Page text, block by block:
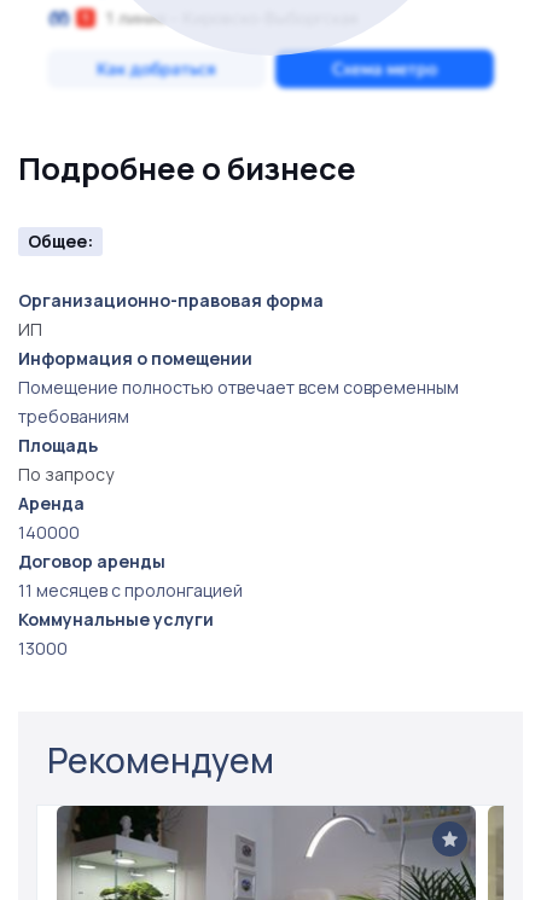
Подробнее о бизнесе
Общее:
Организационно-правовая форма
ИП
Информация о помещении
Помещение полностью отвечает всем современным
требованиям
Площадь
По запросу
Аренда
140000
Договор аренды
11 месяцев с пролонгацией
Коммунальные услуги
13000
Рекомендуем